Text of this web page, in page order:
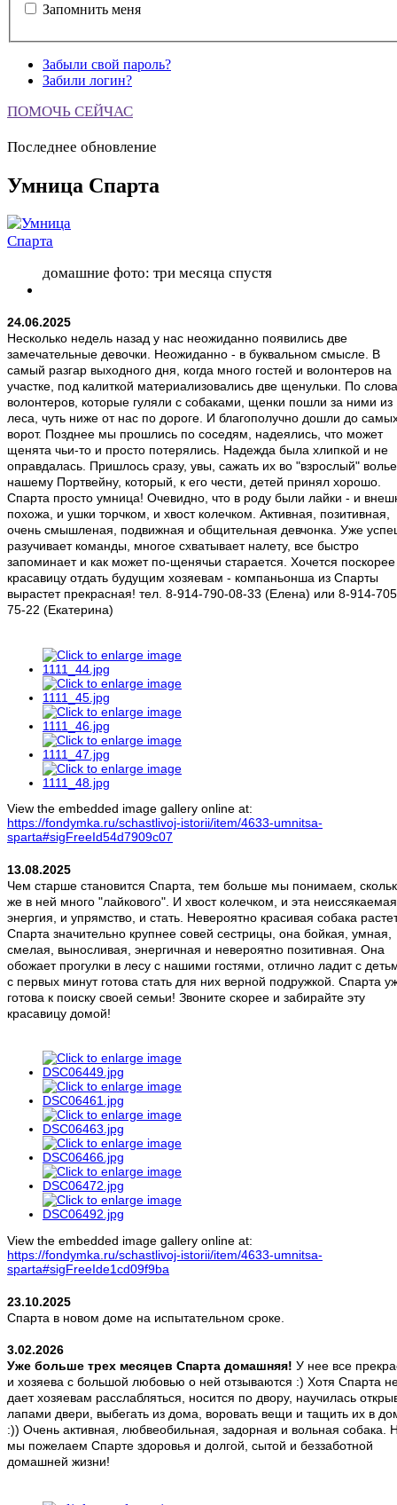
Запомнить меня
Забыли свой пароль?
Забили логин?
ПОМОЧЬ СЕЙЧАС
Последнее обновление
Умница Спарта
домашние фото: три месяца спустя
24.06.2025
Несколько недель назад у нас неожиданно появились две
замечательные девочки. Неожиданно - в буквальном смысле. В
самый разгар выходного дня, когда много гостей и волонтеров на
участке, под калиткой материализовались две щенульки. По
волонтеров, которые гуляли с собаками, щенки пошли за ними из
леса, чуть ниже от нас по дороге. И благополучно дошли до
ворот. Позднее мы прошлись по соседям, надеялись, что может
щенята чьи-то и просто потерялись. Надежда была хлипкой и не
оправдалась. Пришлось сразу, увы, сажать их во "взрослый"
нашему Портвейну, который, к его чести, детей принял хорошо.
Спарта просто умница! Очевидно, что в роду были лайки - и
похожа, и ушки торчком, и хвост колечком. Активная, позитивная,
очень смышленая, подвижная и общительная девчонка. Уже
разучивает команды, многое схватывает налету, все быстро
запоминает и как может по-щенячьи старается. Хочется поскорее
красавицу отдать будущим хозяевам - компаньонша из Спарты
вырастет прекрасная! тел. 8-914-790-08-33 (Елена) или 8-914-
75-22 (Екатерина)
View the embedded image gallery online at:
https://fondymka.ru/schastlivoj-istorii/item/4633-umnitsa-
sparta#sigFreeId54d7909c07
13.08.2025
Чем старше становится Спарта, тем больше мы понимаем,
же в ней много "лайкового". И хвост колечком, и эта неиссякаемая
энергия, и упрямство, и стать. Невероятно красивая собака
Спарта значительно крупнее совей сестрицы, она бойкая, умная,
смелая, выносливая, энергичная и невероятно позитивная. Она
обожает прогулки в лесу с нашими гостями, отлично ладит с
с первых минут готова стать для них верной подружкой. Спарта
готова к поиску своей семьи! Звоните скорее и забирайте эту
красавицу домой!
View the embedded image gallery online at:
https://fondymka.ru/schastlivoj-istorii/item/4633-umnitsa-
sparta#sigFreeIde1cd09f9ba
23.10.2025
Спарта в новом доме на испытательном сроке.
3.02.2026
Уже больше трех месяцев Спарта домашняя! У нее все
и хозяева с большой любовью о ней отзываются :) Хотя Спарта
дает хозяевам расслабляться, носится по двору, научилась
лапами двери, выбегать из дома, воровать вещи и тащить их в
:)) Очень активная, любвеобильная, задорная и вольная собака.
мы пожелаем Спарте здоровья и долгой, сытой и беззаботной
домашней жизни!